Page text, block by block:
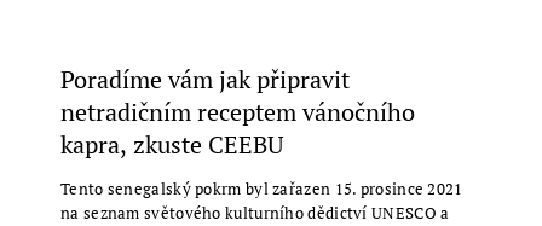
Poradíme vám jak připravit
netradičním receptem vánočního
kapra, zkuste CEEBU
Tento senegalský pokrm byl zařazen 15. prosince 2021
na seznam světového kulturního dědictví UNESCO a